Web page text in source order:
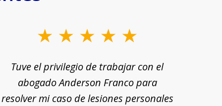
Tuve el privilegio de trabajar con el
abogado Anderson Franco para
resolver mi caso de lesiones personales